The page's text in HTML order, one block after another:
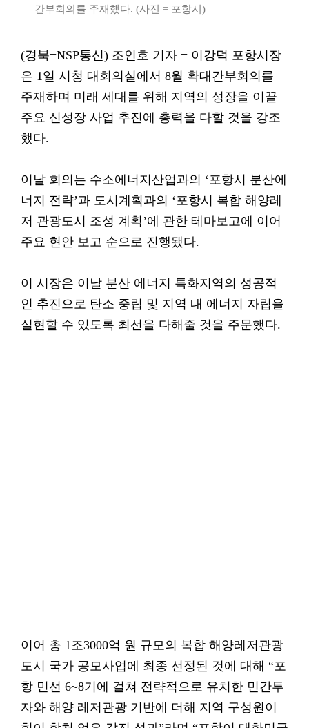
간부회의를 주재했다. (사진 = 포항시)
(경북=NSP통신) 조인호 기자 = 이강덕 포항시장
은 1일 시청 대회의실에서 8월 확대간부회의를
주재하며 미래 세대를 위해 지역의 성장을 이끌
주요 신성장 사업 추진에 총력을 다할 것을 강조
했다.
이날 회의는 수소에너지산업과의 ‘포항시 분산에
너지 전략’과 도시계획과의 ‘포항시 복합 해양레
저 관광도시 조성 계획’에 관한 테마보고에 이어
주요 현안 보고 순으로 진행됐다.
이 시장은 이날 분산 에너지 특화지역의 성공적
인 추진으로 탄소 중립 및 지역 내 에너지 자립을
실현할 수 있도록 최선을 다해줄 것을 주문했다.
이어 총 1조3000억 원 규모의 복합 해양레저관광
도시 국가 공모사업에 최종 선정된 것에 대해 “포
항 민선 6~8기에 걸쳐 전략적으로 유치한 민간투
자와 해양 레저관광 기반에 더해 지역 구성원이